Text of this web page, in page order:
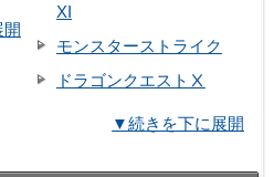
XI
モンスターストライク
ドラゴンクエストⅩ
▼続きを下に展開